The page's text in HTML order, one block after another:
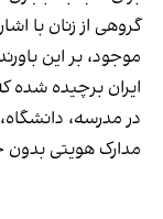
گروهی از زنان با
موجود، بر این
ایران برچیده شده
در مدرسه،
مدارک هویتی